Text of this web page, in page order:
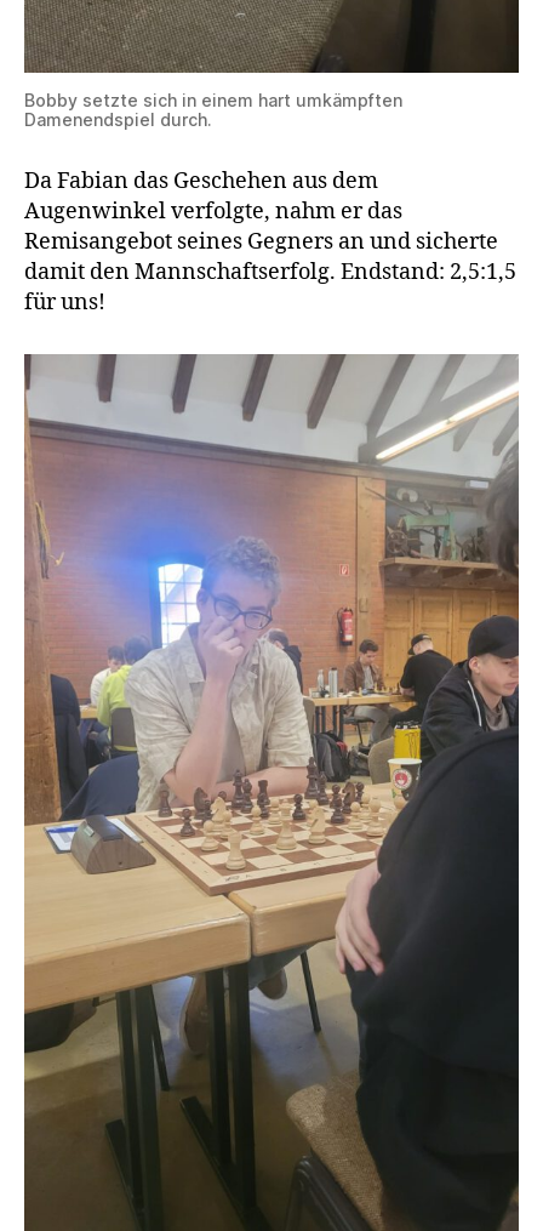
Bobby setzte sich in einem hart umkämpften
Damenendspiel durch.
Da Fabian das Geschehen aus dem
Augenwinkel verfolgte, nahm er das
Remisangebot seines Gegners an und sicherte
damit den Mannschaftserfolg. Endstand: 2,5:1,5
für uns!